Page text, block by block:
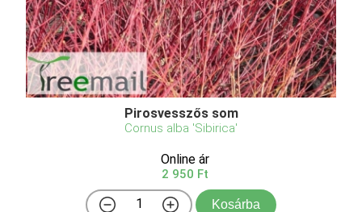
Pirosvesszős som
Cornus alba 'Sibirica'
Online ár
2 950 Ft
Kosárba